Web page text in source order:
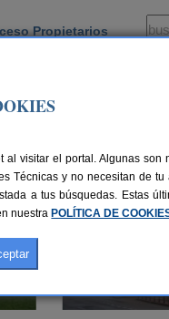
Propietarios
visitar el portal. Algunas son
Técnicas y no necesitan de
a tus búsquedas. Estas
nuestra POLÍTICA DE